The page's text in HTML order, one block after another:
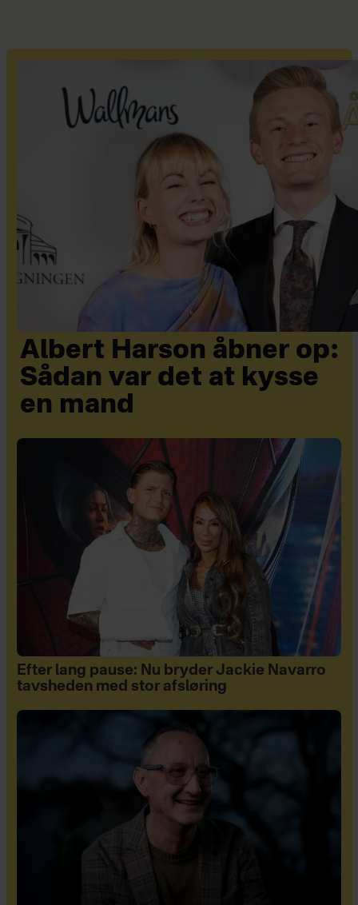
Albert Harson åbner op:
Sådan var det at kysse
en mand
Efter lang pause: Nu bryder Jackie Navarro
tavsheden med stor afsløring